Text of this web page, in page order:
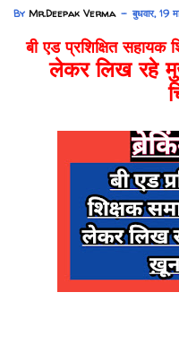
By Mr.Deepak Verma बुधवार, 19
बी एड प्रशिक्षित सहायक
लेकरलिख रहे